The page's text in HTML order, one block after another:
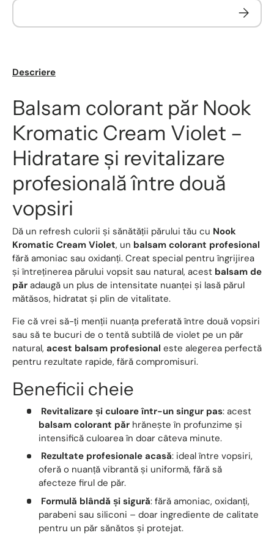
Descriere
Balsam colorant păr Nook
Kromatic Cream Violet –
Hidratare și revitalizare
profesională între două
vopsiri
Dă un refresh culorii și sănătății părului tău cu Nook
Kromatic Cream Violet, un balsam colorant profesional
fără amoniac sau oxidanți. Creat special pentru îngrijirea
și întreținerea părului vopsit sau natural, acest balsam de
păr adaugă un plus de intensitate nuanței și lasă părul
mătăsos, hidratat și plin de vitalitate.
Fie că vrei să-ți menții nuanța preferată între două vopsiri
sau să te bucuri de o tentă subtilă de violet pe un păr
natural, acest balsam profesional este alegerea perfectă
pentru rezultate rapide, fără compromisuri.
Beneficii cheie
Revitalizare și culoare într-un singur pas: acest
balsam colorant părhrănește în profunzime și
intensifică culoarea în doar câteva minute.
Rezultate profesionale acasă: ideal între vopsiri,
oferă o nuanță vibrantă și uniformă, fără să
afecteze firul de păr.
Formulă blândă și sigură: fără amoniac, oxidanți,
parabeni sau siliconi – doar ingrediente de calitate
pentru un păr sănătos și protejat.